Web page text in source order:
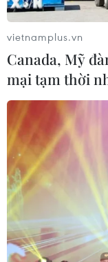
Hội chợ
khôi phục
12/04/2024 06:33
Trong bối cảnh
động xúc tiến
như VITM Hà Nội
vietnamplus.vn
Canada, Mỹ
mại tạm thời